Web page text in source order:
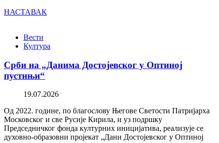
НАСТАВАК
Вести
Култура
Срби на „Данима Достојевског у Оптиној
пустињи“
19.07.2026
Од 2022. године, по благослову Његове Светости Патријарха
Московског и све Русије Кирила, и уз подршку
Председничког фонда културних иницијатива, реализује се
духовно-образовни пројекат „Дани Достојевског у Оптиној